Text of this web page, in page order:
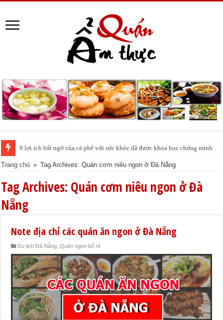
9 lợi ích bất ngờ của cà phê với sức khỏe đã được khoa học chứng minh
Trang chủ » Tag Archives: Quán cơm niêu ngon ở Đà Nẵng
Tag Archives: Quán cơm niêu ngon ở Đà
Nẵng
Note địa chỉ các quán ăn ngon ở Đà Nẵng
Du lịch Đà Nẵng ,Quán ngon bổ rẻ